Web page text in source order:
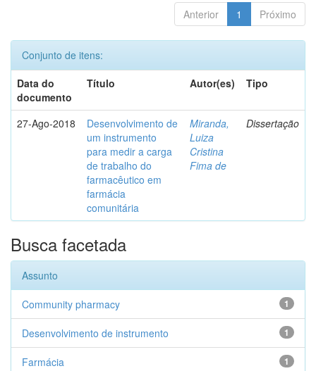
Anterior 1 Próximo
Conjunto de itens:
Data do
documento
Título Autor(es) Tipo
27-Ago-2018
Desenvolvimento de
um instrumento
para medir a carga
de trabalho do
farmacêutico em
farmácia
comunitária
Miranda,
Luiza
Cristina
Fima de
Dissertação
Busca facetada
Assunto
1
Community pharmacy
1
Desenvolvimento de instrumento
1
Farmácia